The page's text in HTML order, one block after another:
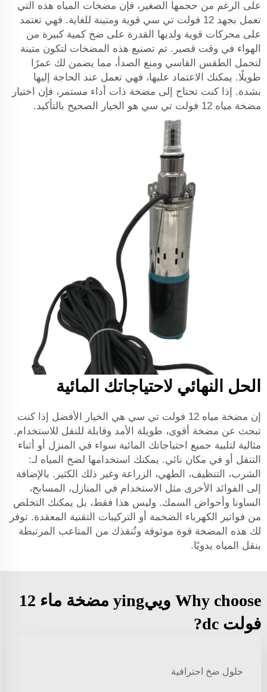
على الرغم من حجمها الصغير، فإن مضخات المياه هذه التي
تعمل بجهد 12 فولت تي سي قوية ومتينة للغاية. فهي تعتمد
على محركات قوية ولديها القدرة على ضخ كمية كبيرة من
الهواء في وقت قصير. تم تصنيع هذه المضخات لتكون متينة
لتحمل الطقس القاسي ومنع الصدأ، مما يضمن لك عمرًا
طويلًا. يمكنك الاعتماد عليها، فهي تعمل عند الحاجة إليها
بشدة. إذا كنت تحتاج إلى مضخة ذات أداء مستمر، فإن اختيار
مضخة مياه 12 فولت تي سي هو الخيار الصحيح بالتأكيد.
الحل النهائي لاحتياجاتك المائية
إن مضخة مياه 12 فولت تي سي هي الخيار الأفضل إذا كنت
تبحث عن مضخة أقوى، طويلة الأمد وقابلة للنقل للاستخدام.
مثالية لتلبية جميع احتياجاتك المائية سواء في المنزل أو أثناء
التنقل أو في مكان نائي. يمكنك استخدامها لضخ المياه لـ:
الشرب، التنظيف، الطهي، الزراعة وغير ذلك الكثير. بالإضافة
إلى الفوائد الأخرى مثل الاستخدام في المنازل، المسابح،
الساونا وأحواض السمك. وليس هذا فقط، بل يمكنك التخلص
من فواتير الكهرباء الضخمة أو التركيبات التقنية المعقدة. توفر
لك هذه المضخة قوة موثوقة وتُنقذك من المتاعب المرتبطة
بنقل المياه يدويًا.
Why choose وييying مضخة ماء 12
فولت dc?
حلول ضخ احترافية